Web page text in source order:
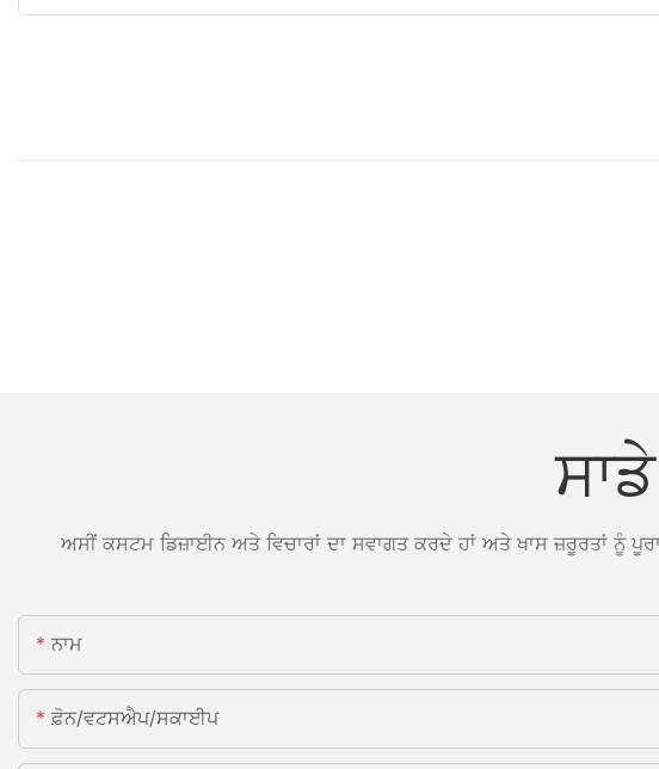
ਅਸੀਂ ਕਸਟਮ ਡਿਜ਼ਾਈਨ ਅਤੇ ਵਿਚਾਰਾਂ ਦਾ ਸਵਾਗਤ ਕਰਦੇ ਹਾਂ ਅਤੇ ਖਾਸ ਜ਼ਰੂਰਤਾਂ ਨੂੰ
ਨਾਮ
ਫ਼ੋਨ/ਵਟਸਐਪ/ਸਕਾਈਪ